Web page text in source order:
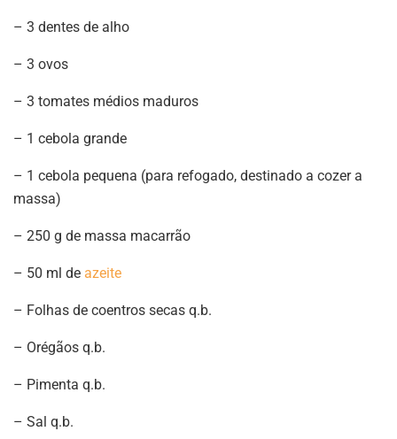
– 3 dentes de alho
– 3 ovos
– 3 tomates médios maduros
– 1 cebola grande
– 1 cebola pequena (para refogado, destinado a cozer a
massa)
– 250 g de massa macarrão
– 50 ml de azeite
– Folhas de coentros secas q.b.
– Orégãos q.b.
– Pimenta q.b.
– Sal q.b.